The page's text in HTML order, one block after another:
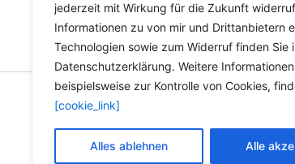
jederzeit mit Wirkung für die Zukunft
Informationen zu von mir und Drittanbietern
Technologien sowie zum Widerruf finden Sie
Datenschutzerklärung. Weitere
beispielsweise zur Kontrolle von Cookies,
[cookie_link]
Alles ablehnen Alle
Copyright ©